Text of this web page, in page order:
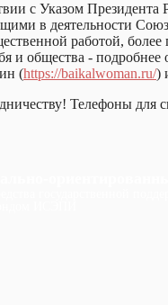
с Указом
в деятельности
работой,
и общества -
(https://baikalwoman.ru/)
Телефоны для